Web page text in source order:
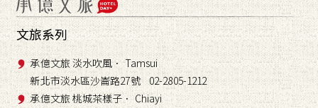
文旅系列
承億文旅 淡水吹風． Tamsui
新北市淡水區沙崙路27號 02-2805-1212
承億文旅 桃城茶樣子． Chiayi